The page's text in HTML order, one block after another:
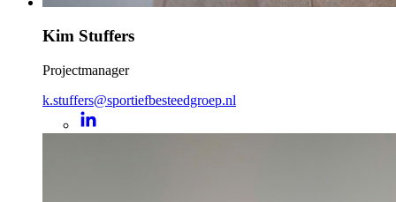
Kim Stuffers
Projectmanager
k.stuffers@sportiefbesteedgroep.nl